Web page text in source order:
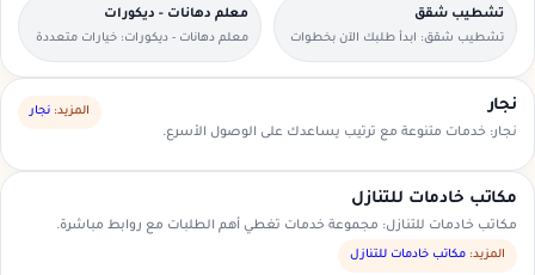
تشطيب شقق
تشطيب شقق: ابدأ طلبك الآن بخطوات
بسيطة وواضحة.
معلم دهانات - ديكورات
معلم دهانات - ديكورات: خيارات متعددة
وأسعار مناسبة داخل السعودية.
نجار
نجار: خدمات متنوعة مع ترتيب يساعدك على الوصول الأسرع.
المزيد: نجار
مكاتب خادمات للتنازل
مكاتب خادمات للتنازل: مجموعة خدمات تغطي أهم الطلبات مع روابط مباشرة.
المزيد: مكاتب خادمات للتنازل